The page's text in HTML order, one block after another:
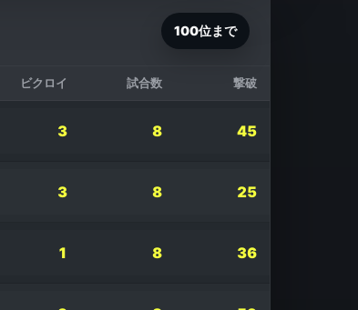
100位まで
ビクロイ 試合数 撃破
3 8 45
3 8 25
1 8 36